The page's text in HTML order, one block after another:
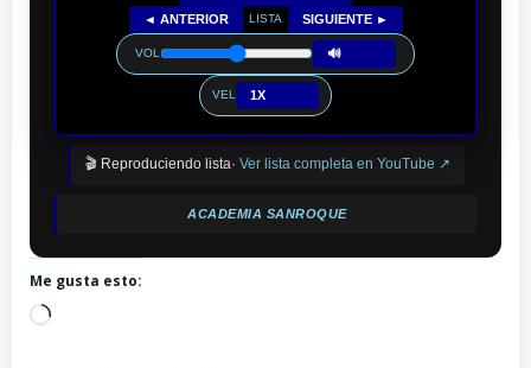
◄ ANTERIOR
LISTA SIGUIENTE ►
VOL 🔊
VEL 1X
🎬 Reproduciendo lista· Ver lista completa en YouTube ↗
ACADEMIA SANROQUE
Me gusta esto:
Cargando...